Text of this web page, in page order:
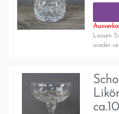
Lassen
wieder